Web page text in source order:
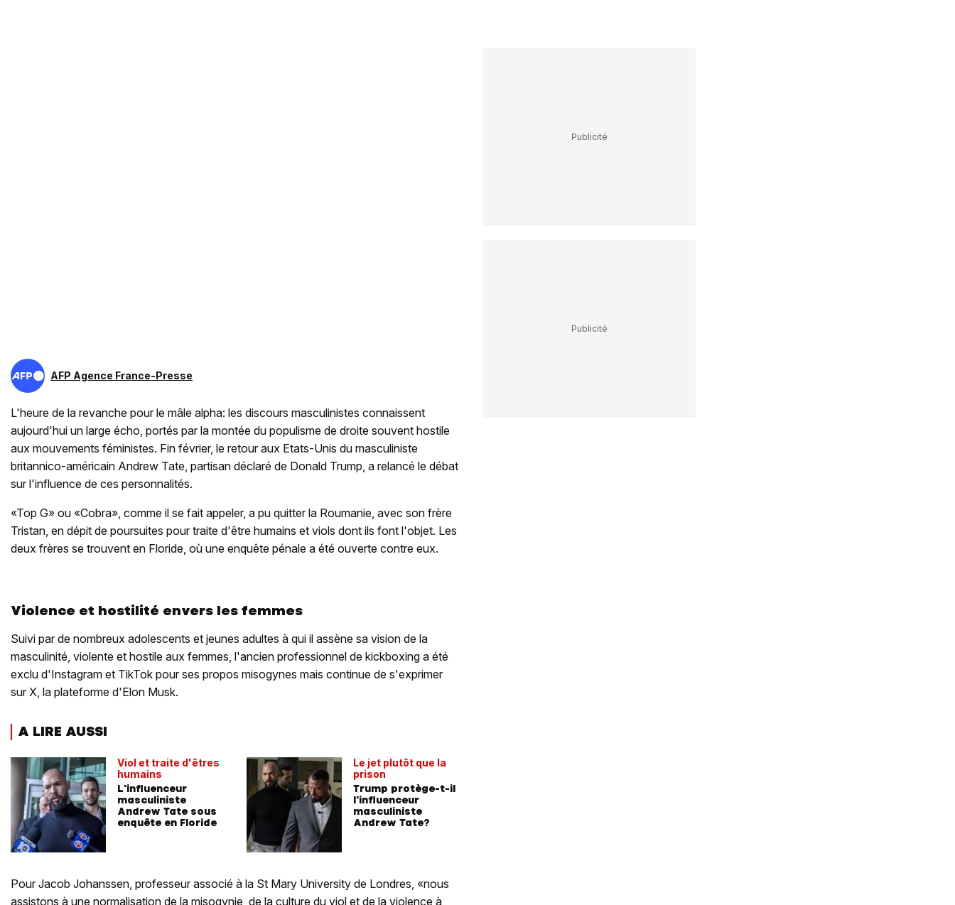
AFP Agence France-Presse
L'heure de la revanche pour le mâle alpha: les discours masculinistes connaissent
aujourd'hui un large écho, portés par la montée du populisme de droite souvent hostile
aux mouvements féministes. Fin février, le retour aux Etats-Unis du masculiniste
britannico-américain Andrew Tate, partisan déclaré de Donald Trump, a relancé le débat
sur l'influence de ces personnalités.
«Top G» ou «Cobra», comme il se fait appeler, a pu quitter la Roumanie, avec son frère
Tristan, en dépit de poursuites pour traite d'être humains et viols dont ils font l'objet. Les
deux frères se trouvent en Floride, où une enquête pénale a été ouverte contre eux.
Violence et hostilité envers les femmes
Suivi par de nombreux adolescents et jeunes adultes à qui il assène sa vision de la
masculinité, violente et hostile aux femmes, l'ancien professionnel de kickboxing a été
exclu d'Instagram et TikTok pour ses propos misogynes mais continue de s'exprimer
sur X, la plateforme d'Elon Musk.
A LIRE AUSSI
Viol et traite d'êtres
humains
L'influenceur
masculiniste
Andrew Tate sous
enquête en Floride
Le jet plutôt que la
prison
Trump protège-t-il
l'influenceur
masculiniste
Andrew Tate?
Pour Jacob Johanssen, professeur associé à la St Mary University de Londres, «nous
assistons à une normalisation de la misogynie, de la culture du viol et de la violence à